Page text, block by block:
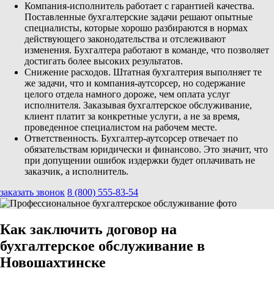
Компания-исполнитель работает с гарантией качества.
Поставленные бухгалтерские задачи решают опытные
специалисты, которые хорошо разбираются в нормах
действующего законодательства и отслеживают
изменения. Бухгалтера работают в команде, что позволяет
достигать более высоких результатов.
Снижение расходов. Штатная бухгалтерия выполняет те
же задачи, что и компания-аутсорсер, но содержание
целого отдела намного дороже, чем оплата услуг
исполнителя. Заказывая бухгалтерское обслуживание,
клиент платит за конкретные услуги, а не за время,
проведенное специалистом на рабочем месте.
Ответственность. Бухгалтер-аутсорсер отвечает по
обязательствам юридически и финансово. Это значит, что
при допущении ошибок издержки будет оплачивать не
заказчик, а исполнитель.
заказать звонок 8 (800) 555-83-54
Как заключить договор на
бухгалтерское обслуживание в
Новошахтинске